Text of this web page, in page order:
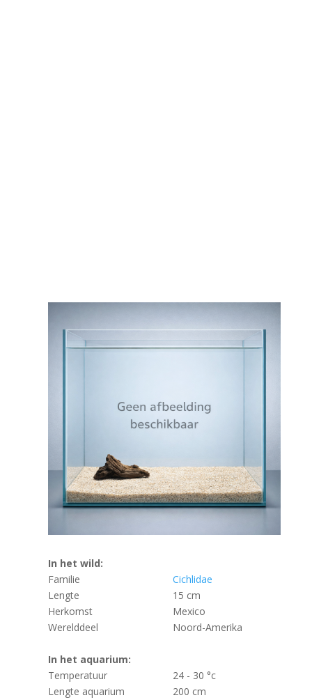
In het wild:
Familie
Cichlidae
Lengte
15 cm
Herkomst
Mexico
Werelddeel
Noord-Amerika
In het aquarium:
Temperatuur
24 - 30 °c
Lengte aquarium
200 cm